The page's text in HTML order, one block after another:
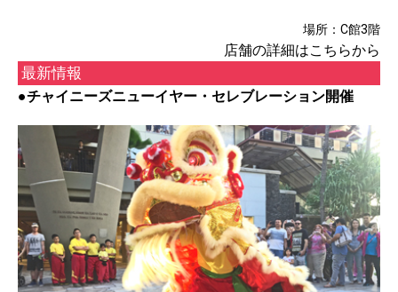
場所：C館3階
店舗の詳細はこちらから
最新情報
●チャイニーズニューイヤー・セレブレーション開催